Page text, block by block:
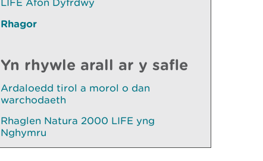
LIFE Afon Dyfrdwy
Rhagor
Yn rhywle arall ar y safle
Ardaloedd tirol a morol o dan
warchodaeth
Rhaglen Natura 2000 LIFE yng
Nghymru